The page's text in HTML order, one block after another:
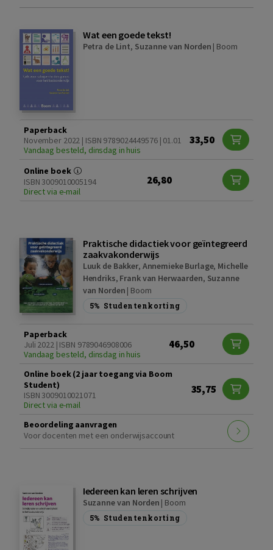
Wat een goede tekst!
Petra de Lint, Suzanne van Norden | Boom
Paperback
November 2022 | ISBN 9789024449576 | 01.01
Vandaag besteld, dinsdag in huis
33,50
Online boek
ISBN 3009010005194
Direct via e-mail
26,80
Praktische didactiek voor geïntegreerd
zaakvakonderwijs
Luuk de Bakker, Annemieke Burlage, Michelle
Hendriks, Frank van Herwaarden, Suzanne
van Norden | Boom
5% Studentenkorting
Paperback
Juli 2022 | ISBN 9789046908006
Vandaag besteld, dinsdag in huis
46,50
Online boek (2 jaar toegang via Boom
Student)
ISBN 3009010021071
Direct via e-mail
35,75
Beoordeling aanvragen
Voor docenten met een onderwijsaccount
Iedereen kan leren schrijven
Suzanne van Norden | Boom
5% Studentenkorting